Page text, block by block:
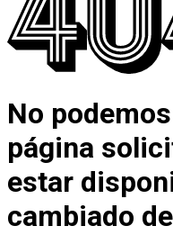
No
página
estar
cambiado